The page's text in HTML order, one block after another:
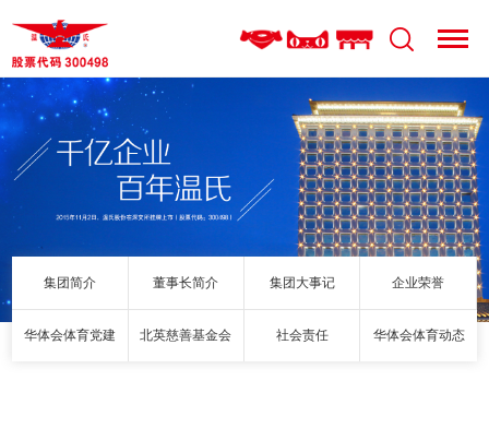
集团简介 董事长简介 集团大事记 企业荣誉
华体会体育党建 北英慈善基金会 社会责任 华体会体育动态